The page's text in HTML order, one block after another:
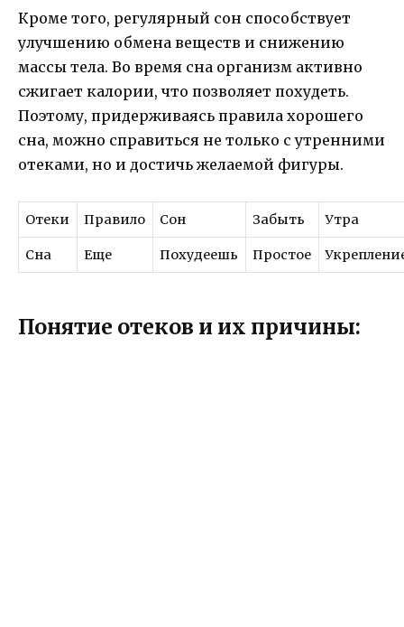
Кроме того, регулярный сон способствует
улучшению обмена веществ и снижению
массы тела. Во время сна организм активно
сжигает калории, что позволяет похудеть.
Поэтому, придерживаясь правила хорошего
сна, можно справиться не только с утренними
отеками, но и достичь желаемой фигуры.
Отеки Правило Сон Забыть Утра
Сна Еще Похудеешь Простое
Понятие отеков и их причины: